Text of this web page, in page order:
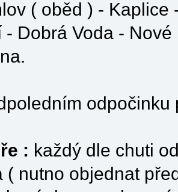
( oběd ) - Kaplice
- Dobrá Voda -
: každý dle chuti
( nutno objednat